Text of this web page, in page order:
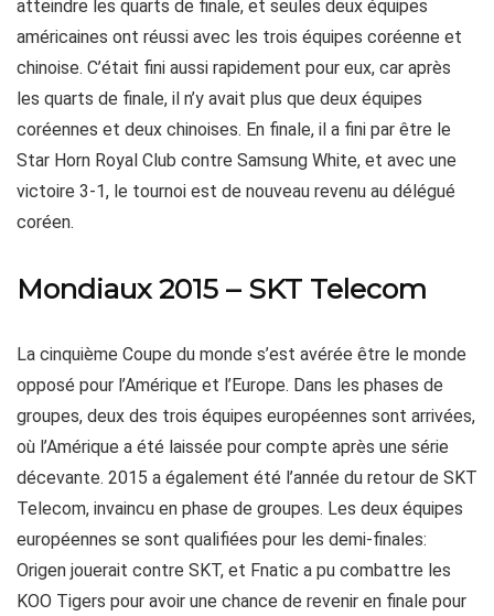
atteindre les quarts de finale, et seules deux équipes
américaines ont réussi avec les trois équipes coréenne et
chinoise. C’était fini aussi rapidement pour eux, car après
les quarts de finale, il n’y avait plus que deux équipes
coréennes et deux chinoises. En finale, il a fini par être le
Star Horn Royal Club contre Samsung White, et avec une
victoire 3-1, le tournoi est de nouveau revenu au délégué
coréen.
Mondiaux 2015 – SKT Telecom
La cinquième Coupe du monde s’est avérée être le monde
opposé pour l’Amérique et l’Europe. Dans les phases de
groupes, deux des trois équipes européennes sont arrivées,
où l’Amérique a été laissée pour compte après une série
décevante. 2015 a également été l’année du retour de SKT
Telecom, invaincu en phase de groupes. Les deux équipes
européennes se sont qualifiées pour les demi-finales:
Origen jouerait contre SKT, et Fnatic a pu combattre les
KOO Tigers pour avoir une chance de revenir en finale pour